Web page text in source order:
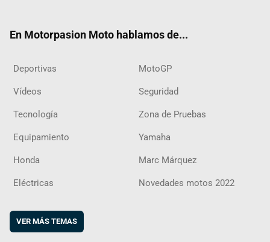
En Motorpasion Moto hablamos de...
Deportivas MotoGP
Vídeos Seguridad
Tecnología Zona de Pruebas
Equipamiento Yamaha
Honda Marc Márquez
Eléctricas Novedades motos 2022
VER MÁS TEMAS